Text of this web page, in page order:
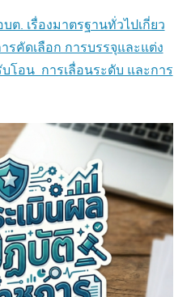
ต. เรื่องมาตรฐานทั่วไปเกี่ยว
รคัดเลือก การบรรจุและแต่ง
โอน การเลื่อนระดับ และการ